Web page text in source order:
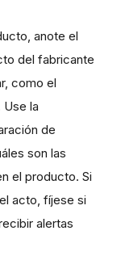
anote el
del fabricante
como el
la
de
son las
el producto. Si
acto, fíjese si
alertas